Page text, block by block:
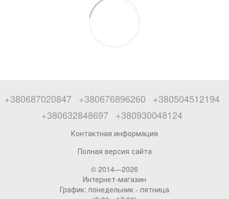
+380687020847 +380676896260
+380504512194
+380632848697 +380930048124
Контактная информация
Полная версия сайта
© 2014—2026
Интернет-магазин
График: понедельник - пятница